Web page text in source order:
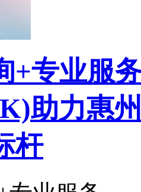
+专业服
助力惠
杆